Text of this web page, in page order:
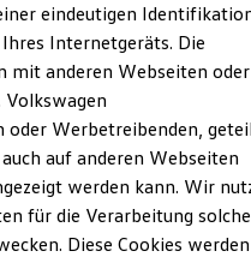
und Updates
ID.
wir
eindeutigen
Internetgeräts. Die
mit anderen Webseiten oder
oder Werbetreibenden,
auf anderen Webseiten
werden kann. Wir
für die Verarbeitung
Diese Cookies